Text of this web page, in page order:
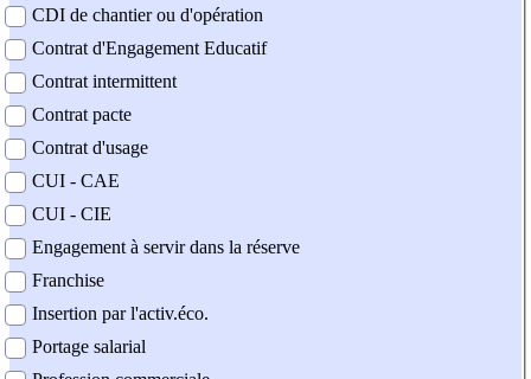
CDI de chantier ou d'opération
Contrat d'Engagement Educatif
Contrat intermittent
Contrat pacte
Contrat d'usage
CUI - CAE
CUI - CIE
Engagement à servir dans la réserve
Franchise
Insertion par l'activ.éco.
Portage salarial